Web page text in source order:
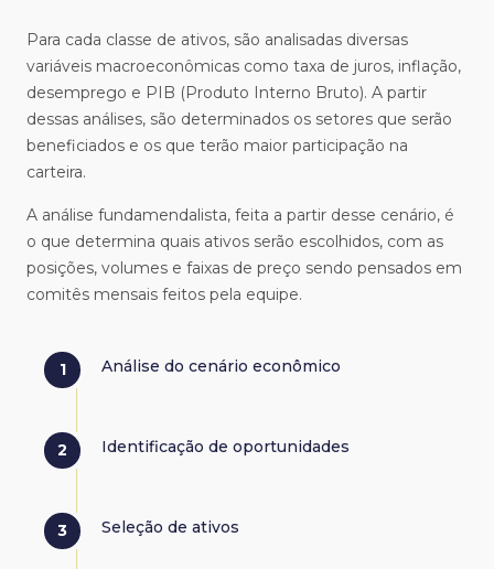
Para cada classe de ativos, são analisadas diversas
variáveis macroeconômicas como taxa de juros, inflação,
desemprego e PIB (Produto Interno Bruto). A partir
dessas análises, são determinados os setores que serão
beneficiados e os que terão maior participação na
carteira.
A análise fundamendalista, feita a partir desse cenário, é
o que determina quais ativos serão escolhidos, com as
posições, volumes e faixas de preço sendo pensados em
comitês mensais feitos pela equipe.
Análise do cenário econômico
Identificação de oportunidades
Seleção de ativos